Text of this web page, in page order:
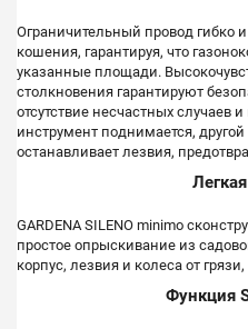
Ограничительный провод гибко
кошения, гарантируя, что
указанные площади.
столкновения гарантируют
отсутствие несчастных случаев
инструмент поднимается,
останавливает лезвия,
GARDENA SILENO minimo
простое опрыскивание из
корпус, лезвия и колеса от
Функция